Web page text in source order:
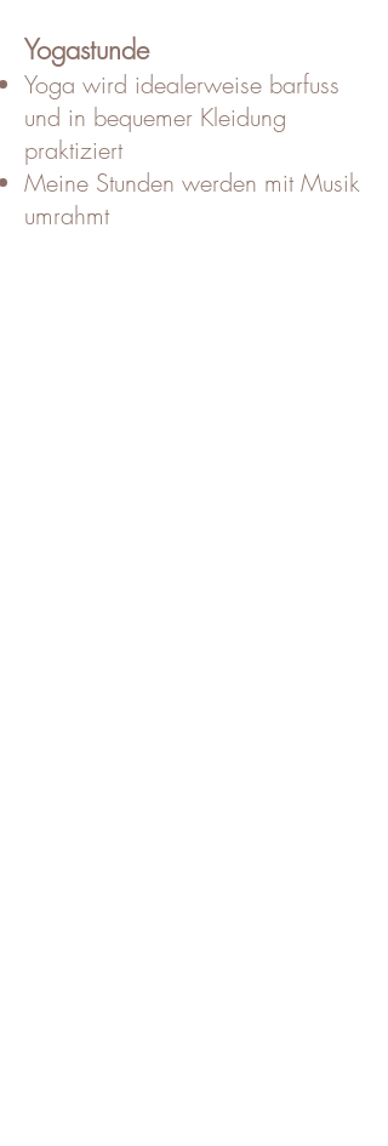
Yogastunde
Yoga wird idealerweise barfuss
und in bequemer Kleidung
praktiziert
Meine Stunden werden mit Musik
umrahmt